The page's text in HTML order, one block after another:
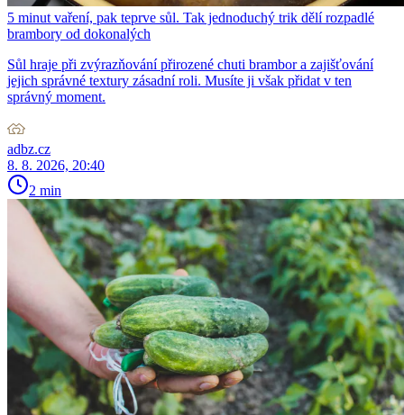
5 minut vaření, pak teprve sůl. Tak jednoduchý trik dělí rozpadlé
brambory od dokonalých
Sůl hraje při zvýrazňování přirozené chuti brambor a zajišťování
jejich správné textury zásadní roli. Musíte ji však přidat v ten
správný moment.
adbz.cz
8. 8. 2026, 20:40
2 min